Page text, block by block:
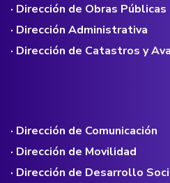
· Dirección de Obras Públicas
· Dirección Administrativa
· Dirección de Catastros y
· Dirección de Comunicación
· Dirección de Movilidad
· Dirección de Desarrollo